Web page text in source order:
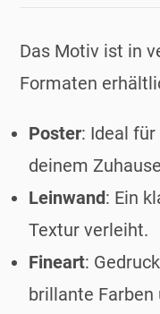
Das Motiv ist in
Formaten
Poster: Ideal
deinem
Leinwand: Ein
Textur verleiht.
Fineart:
brillante Farben